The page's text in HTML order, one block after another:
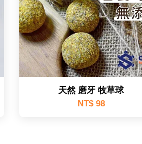
天然 磨牙 牧草球
NT$ 98